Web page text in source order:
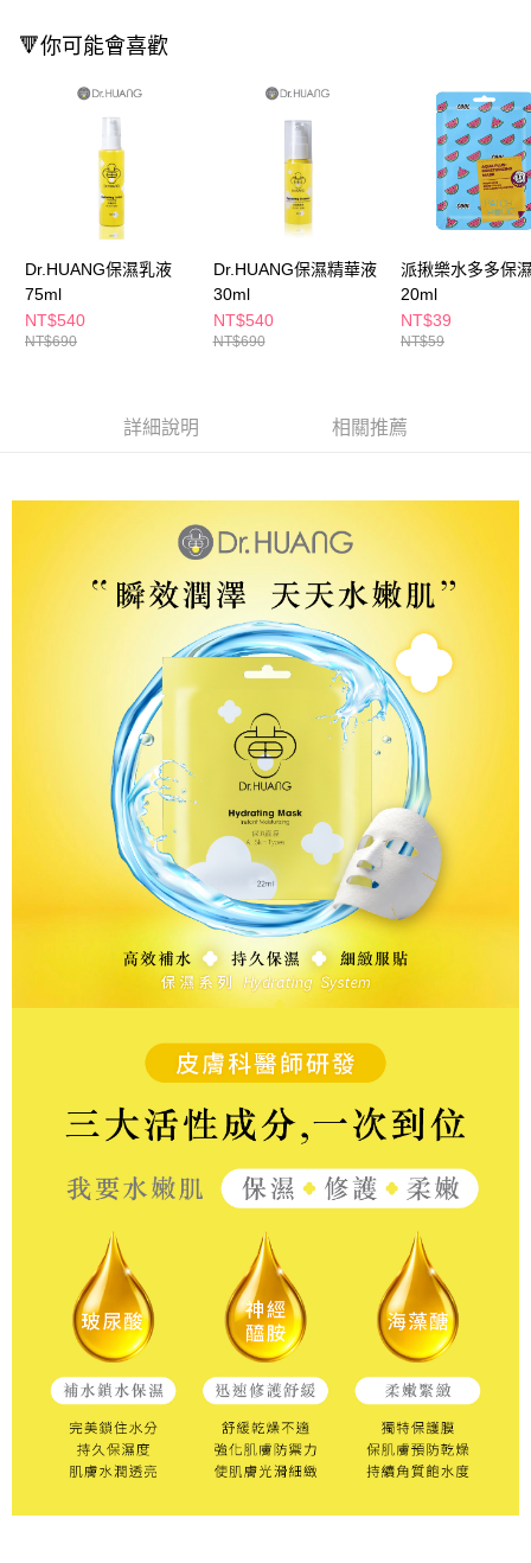
後付繳納相關費用。
※ 交易是否成功請以「AFTEE先享後付 」之結帳頁面顯示為準，若有關於
客戶支援中心」
https://netprotections.freshdesk.com/support/home
【注意事項】
１．透過由恩沛科技股份有限公司提供之「AFTEE先享後付」服務完成之交
易，需依本服務之必要範圍內提供個人資料，並將交易相關給付款項請求債
權轉讓予恩沛科技股份有限公司。
２．關於個人資料處理事宜，請瀏覽以下網址：
３．未成年的使用者請事先徵得法定代理人或監護人之同意方可使用
「AFTEE先享後付」，若未經同意申辦者引起之損失，本公司不負相關責
任。
４．使用「AFTEE先享後付」時，將依據個別帳號之用戶狀況，依本公司即
恩沛科技股份有限公司將有權停止該用戶之使用額度並採取法律行動。
付款後萊爾富取貨
每筆NT$65，滿NT$490(含以上)免運費
7-11取貨付款
每筆NT$65，滿NT$490(含以上)免運費
付款後7-11取貨
每筆NT$65，滿NT$490(含以上)免運費
宅配(本島)
每筆NT$100，滿NT$790(含以上)免運費
🔻你可能會喜歡
Dr.HUANG保濕乳液
75ml
NT$540
NT$690
Dr.HUANG保濕精華液
30ml
NT$540
NT$690
派揪樂水多多保
20ml
NT$39
NT$59
詳細說明 相關推薦